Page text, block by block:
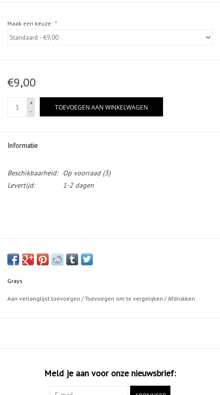
Maak een keuze: *
€9,00
+
-
TOEVOEGEN AAN WINKELWAGEN
Informatie
Beschikbaarheid: Op voorraad(3)
Levertijd:
1-2 dagen
Grays
Aan verlanglijst toevoegen /Toevoegen om te vergelijken /Afdrukken
Meld je aan voor onze nieuwsbrief: